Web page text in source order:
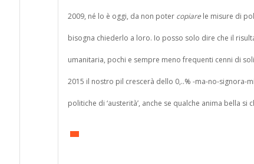
2009, né lo è oggi, da non poter copiare le misure di
bisogna chiederlo a loro. Io posso solo dire che il
umanitaria, pochi e sempre meno frequenti cenni di
2015 il nostro pil crescerà dello 0,..% -ma-no-signora-
politiche di ‘austerità’, anche se qualche anima bella si